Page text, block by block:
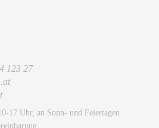
123 27
17 Uhr, an Sonn- und Feiertagen